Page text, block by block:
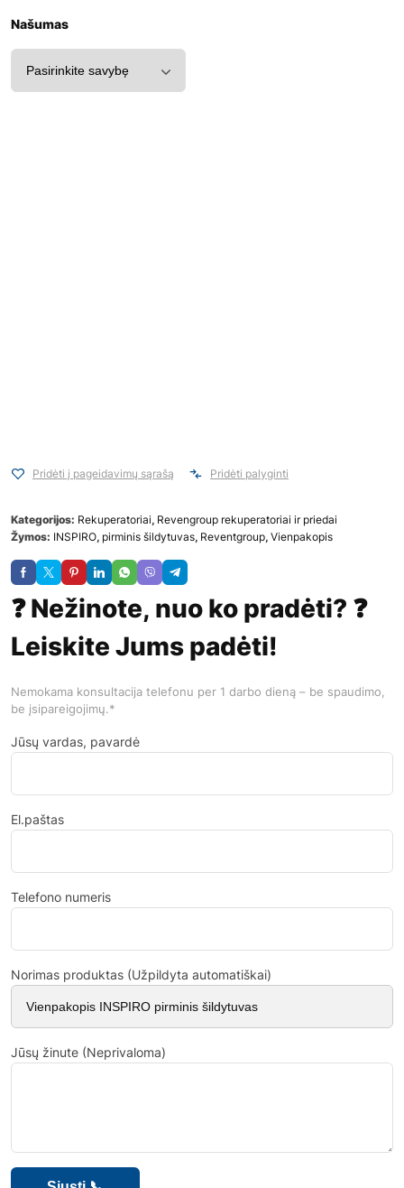
Našumas
Pridėti į pageidavimų sąrašą Pridėti palyginti
Kategorijos: Rekuperatoriai, Revengroup rekuperatoriai ir priedai
Žymos: INSPIRO, pirminis šildytuvas, Reventgroup, Vienpakopis
❓ Nežinote, nuo ko pradėti? ❓
Leiskite Jums padėti!
Nemokama konsultacija telefonu per 1 darbo dieną – be spaudimo,
be įsipareigojimų.*
Jūsų vardas, pavardė
El.paštas
Telefono numeris
Norimas produktas (Užpildyta automatiškai)
Jūsų žinute (Neprivaloma)